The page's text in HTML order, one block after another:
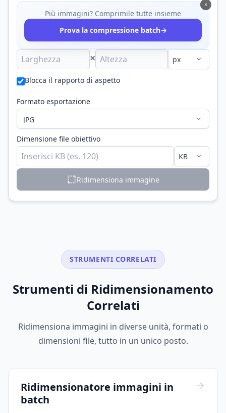
×
Più immagini? Comprimile tutte insieme
Prova la compressione batch→
×
Blocca il rapporto di aspetto
Formato esportazione
Dimensione file obiettivo
Ridimensiona immagine
STRUMENTI CORRELATI
Strumenti di Ridimensionamento
Correlati
Ridimensiona immagini in diverse unità, formati o
dimensioni file, tutto in un unico posto.
Ridimensionatore immagini in
batch